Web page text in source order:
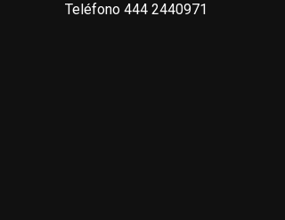
Teléfono 444 2440971